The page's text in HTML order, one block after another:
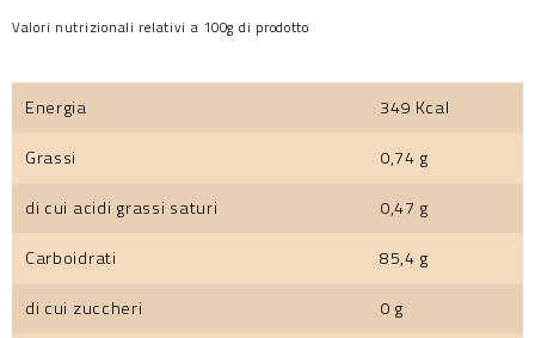
Valori nutrizionali relativi a 100g di prodotto
Energia
349 Kcal
Grassi
0,74 g
di cui acidi grassi saturi
0,47 g
Carboidrati
85,4 g
di cui zuccheri
0 g